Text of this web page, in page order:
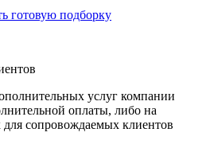
готовую подборку
услуг компании
оплаты, либо на
для сопровождаемых клиентов